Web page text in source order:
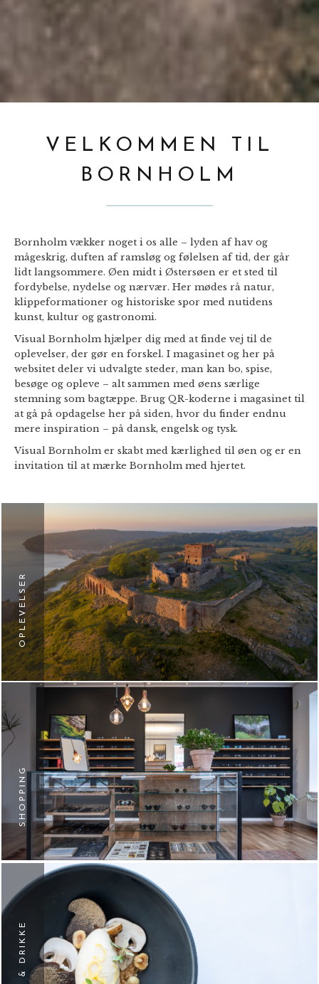
VELKOMMEN TIL
BORNHOLM
Bornholm vækker noget i os alle – lyden af hav og
mågeskrig, duften af ramsløg og følelsen af tid, der går
lidt langsommere. Øen midt i Østersøen er et sted til
fordybelse, nydelse og nærvær. Her mødes rå natur,
klippeformationer og historiske spor med nutidens
kunst, kultur og gastronomi.
Visual Bornholm hjælper dig med at finde vej til de
oplevelser, der gør en forskel. I magasinet og her på
websitet deler vi udvalgte steder, man kan bo, spise,
besøge og opleve – alt sammen med øens særlige
stemning som bagtæppe. Brug QR-koderne i magasinet til
at gå på opdagelse her på siden, hvor du finder endnu
mere inspiration – på dansk, engelsk og tysk.
Visual Bornholm er skabt med kærlighed til øen og er en
invitation til at mærke Bornholm med hjertet.
OPLEVELSER
SHOPPING
MAD & DRIKKE